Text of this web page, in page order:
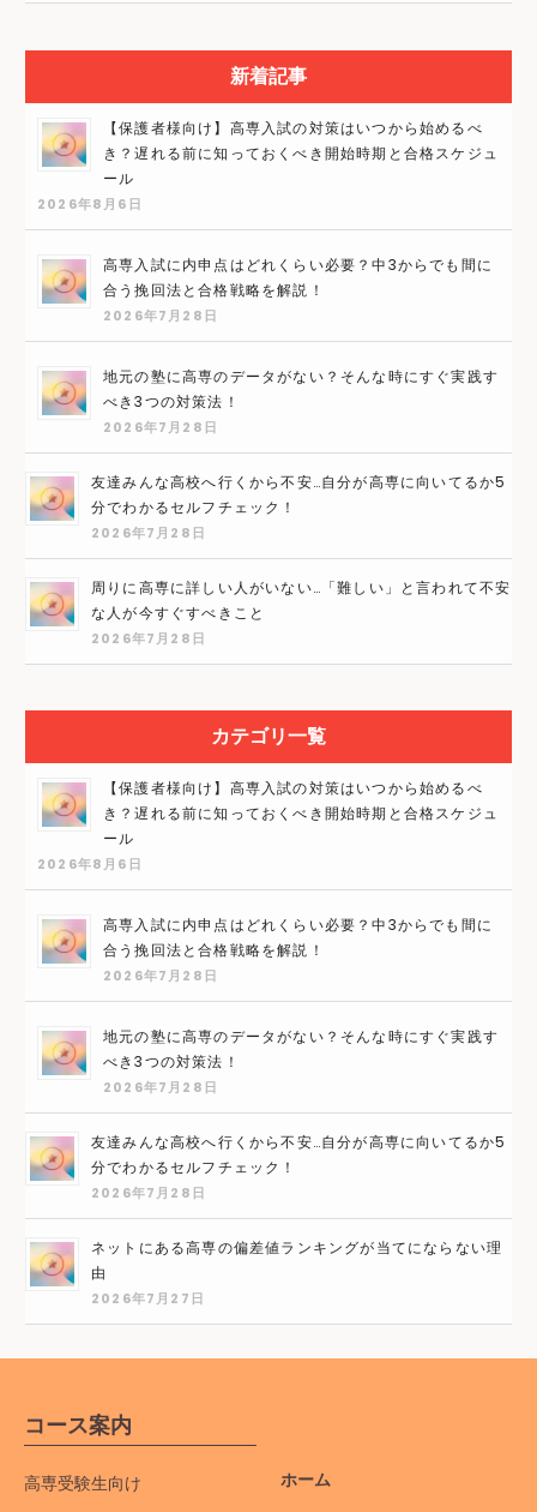
新着記事
【保護者様向け】高専入試の対策はいつから始めるべ
き？遅れる前に知っておくべき開始時期と合格スケジュ
ール
2026年8月6日
高専入試に内申点はどれくらい必要？中3からでも間に
合う挽回法と合格戦略を解説！
2026年7月28日
地元の塾に高専のデータがない？そんな時にすぐ実践す
べき3つの対策法！
2026年7月28日
友達みんな高校へ行くから不安…自分が高専に向いてるか5
分でわかるセルフチェック！
2026年7月28日
周りに高専に詳しい人がいない…「難しい」と言われて不安
な人が今すぐすべきこと
2026年7月28日
カテゴリ一覧
【保護者様向け】高専入試の対策はいつから始めるべ
き？遅れる前に知っておくべき開始時期と合格スケジュ
ール
2026年8月6日
高専入試に内申点はどれくらい必要？中3からでも間に
合う挽回法と合格戦略を解説！
2026年7月28日
地元の塾に高専のデータがない？そんな時にすぐ実践す
べき3つの対策法！
2026年7月28日
友達みんな高校へ行くから不安…自分が高専に向いてるか5
分でわかるセルフチェック！
2026年7月28日
ネットにある高専の偏差値ランキングが当てにならない理
由
2026年7月27日
コース案内
高専受験生向け
ホーム